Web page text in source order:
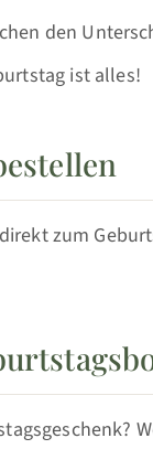
den
ist alles!
zum